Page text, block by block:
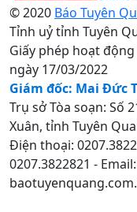
© 2020 Báo Tuyên
Tỉnh uỷ tỉnh Tuyên
Giấy phép hoạt động
ngày 17/03/2022
Giám đốc: Mai Đức
Trụ sở Tòa soạn: Số
Xuân, tỉnh Tuyên
Điện thoại:
0207.3822821 - Email: